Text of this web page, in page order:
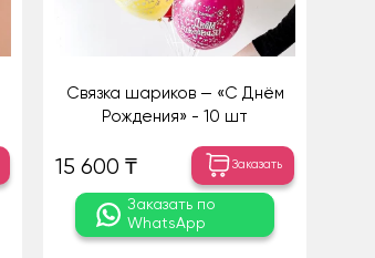
Связка шариков — «С Днём
Рождения» - 10 шт
15 600 ₸ Заказать
Заказать по
WhatsApp